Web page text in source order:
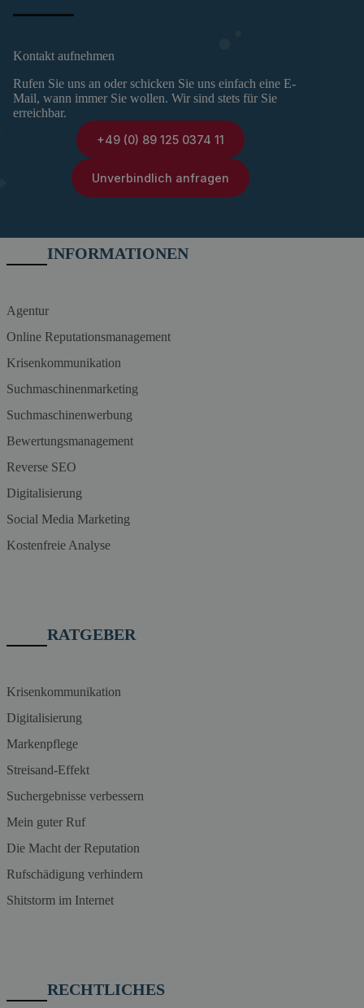
Kontakt aufnehmen
Rufen Sie uns an oder schicken Sie uns einfach eine E-
Mail, wann immer Sie wollen. Wir sind stets für Sie
erreichbar.
+49 (0) 89 125 0374 11
Unverbindlich anfragen
INFORMATIONEN
Agentur
Online Reputationsmanagement
Krisenkommunikation
Suchmaschinenmarketing
Suchmaschinenwerbung
Bewertungsmanagement
Reverse SEO
Digitalisierung
Social Media Marketing
Kostenfreie Analyse
RATGEBER
Krisenkommunikation
Digitalisierung
Markenpflege
Streisand-Effekt
Suchergebnisse verbessern
Mein guter Ruf
Die Macht der Reputation
Rufschädigung verhindern
Shitstorm im Internet
RECHTLICHES